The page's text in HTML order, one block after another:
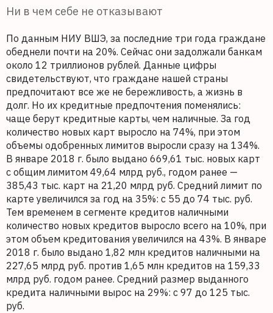
Ни в чем себе не отказывают
По данным НИУ ВШЭ, за последние три года граждане
обеднели почти на 20%. Сейчас они задолжали банкам
около 12 триллионов рублей. Данные цифры
свидетельствуют, что граждане нашей страны
предпочитают все же не бережливость, а жизнь в
долг. Но их кредитные предпочтения поменялись:
чаще берут кредитные карты, чем наличные. За год
количество новых карт выросло на 74%, при этом
объемы одобренных лимитов выросли сразу на 134%.
В январе 2018 г. было выдано 669,61 тыс. новых карт
с общим лимитом 49,64 млрд руб., годом ранее —
385,43 тыс. карт на 21,20 млрд руб. Средний лимит по
карте увеличился за год на 35%: с 55 до 74 тыс. руб.
Тем временем в сегменте кредитов наличными
количество новых кредитов выросло всего на 10%, при
этом объем кредитования увеличился на 43%. В январе
2018 г. было выдано 1,82 млн кредитов наличными на
227,65 млрд руб. против 1,65 млн кредитов на 159,33
млрд руб. годом ранее. Средний размер выданного
кредита наличными вырос на 29%: с 97 до 125 тыс.
руб.